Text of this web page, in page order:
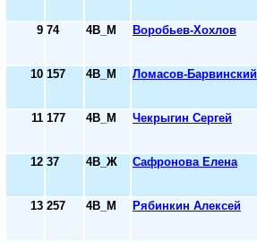
9 74 4В_М Воробьев-Хохлов
10 157 4В_М Ломасов-Барвинский
11 177 4В_М Чекрыгин Сергей
12 37 4В_Ж Сафронова Елена
13 257 4В_М Рябинкин Алексей